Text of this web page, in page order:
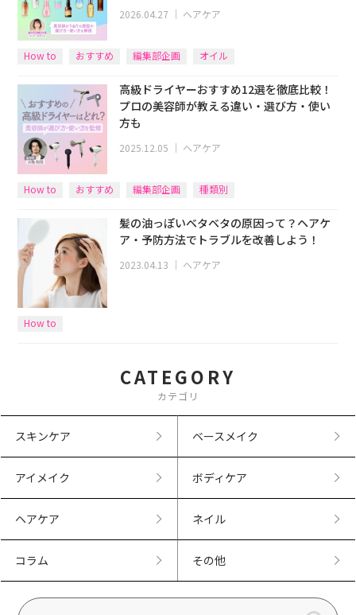
2026.04.27 ｜ ヘアケア
How to おすすめ 編集部企画 オイル
高級ドライヤーおすすめ12選を徹底比較！
プロの美容師が教える違い・選び方・使い
方も
2025.12.05 ｜ ヘアケア
How to おすすめ 編集部企画 種類別
髪の油っぽいベタベタの原因って？ヘアケ
ア・予防方法でトラブルを改善しよう！
2023.04.13 ｜ ヘアケア
How to
CATEGORY
カテゴリ
スキンケア ベースメイク
アイメイク ボディケア
ヘアケア ネイル
コラム その他